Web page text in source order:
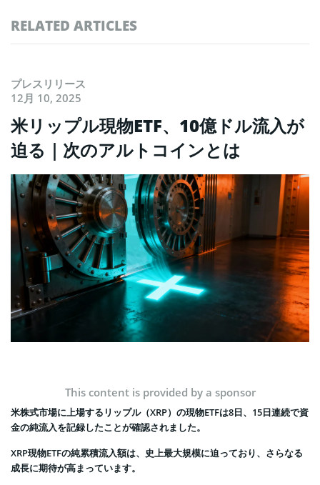
RELATED ARTICLES
プレスリリース
12月 10, 2025
米リップル現物ETF、10億ドル流入が
迫る｜次のアルトコインとは
This content is provided by a sponsor
米株式市場に上場するリップル（XRP）の現物ETFは8日、15日連続で資
金の純流入を記録したことが確認されました。
XRP現物ETFの純累積流入額は、史上最大規模に迫っており、さらなる
成長に期待が高まっています。